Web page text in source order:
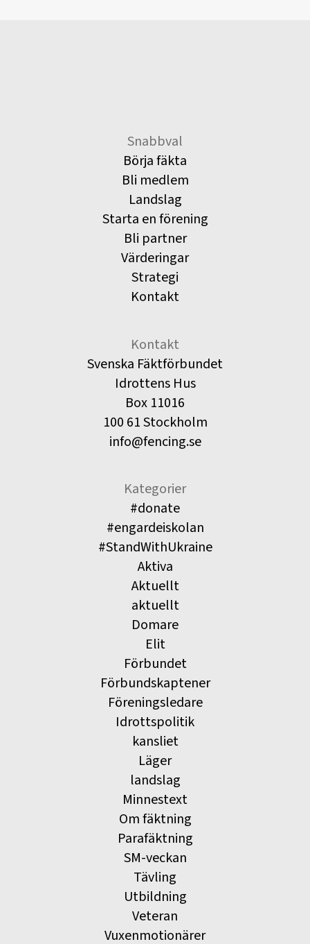
Snabbval
Börja fäkta
Bli medlem
Landslag
Starta en förening
Bli partner
Värderingar
Strategi
Kontakt
Kontakt
Svenska Fäktförbundet
Idrottens Hus
Box 11016
100 61 Stockholm
info@fencing.se
Kategorier
#donate
#engardeiskolan
#StandWithUkraine
Aktiva
Aktuellt
aktuellt
Domare
Elit
Förbundet
Förbundskaptener
Föreningsledare
Idrottspolitik
kansliet
Läger
landslag
Minnestext
Om fäktning
Parafäktning
SM-veckan
Tävling
Utbildning
Veteran
Vuxenmotionärer